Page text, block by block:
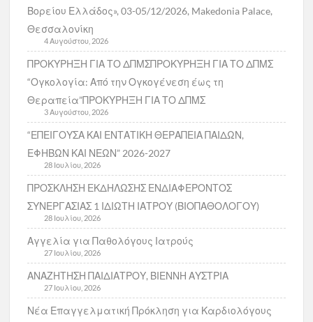
Βορείου Ελλάδος», 03-05/12/2026, Makedonia Palace,
Θεσσαλονίκη
4 Αυγούστου, 2026
ΠΡΟΚΥΡΗΞΗ ΓΙΑ ΤΟ ΔΠΜΣΠΡΟΚΥΡΗΞΗ ΓΙΑ ΤΟ ΔΠΜΣ
“Ογκολογία: Από την Ογκογένεση έως τη
Θεραπεία”ΠΡΟΚΥΡΗΞΗ ΓΙΑ ΤΟ ΔΠΜΣ
3 Αυγούστου, 2026
“ΕΠΕΙΓΟΥΣΑ ΚΑΙ ΕΝΤΑΤΙΚΗ ΘΕΡΑΠΕΙΑ ΠΑΙΔΩΝ,
ΕΦΗΒΩΝ ΚΑΙ ΝΕΩΝ” 2026-2027
28 Ιουλίου, 2026
ΠΡΟΣΚΛΗΣΗ ΕΚΔΗΛΩΣΗΣ ΕΝΔΙΑΦΕΡΟΝΤΟΣ
ΣΥΝΕΡΓΑΣΙΑΣ 1 ΙΔΙΩΤΗ ΙΑΤΡΟΥ (ΒΙΟΠΑΘΟΛΟΓΟΥ)
28 Ιουλίου, 2026
Αγγελία για Παθολόγους Ιατρούς
27 Ιουλίου, 2026
ΑΝΑΖΗΤΗΣΗ ΠΑΙΔΙΑΤΡΟΥ, ΒΙΕΝΝΗ ΑΥΣΤΡΙΑ
27 Ιουλίου, 2026
Νέα Επαγγελματική Πρόκληση για Καρδιολόγους